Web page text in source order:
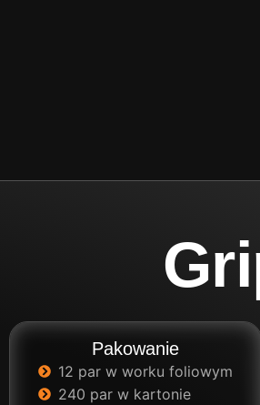
Pakowanie
12 par w worku foliowym
240 par w kartonie